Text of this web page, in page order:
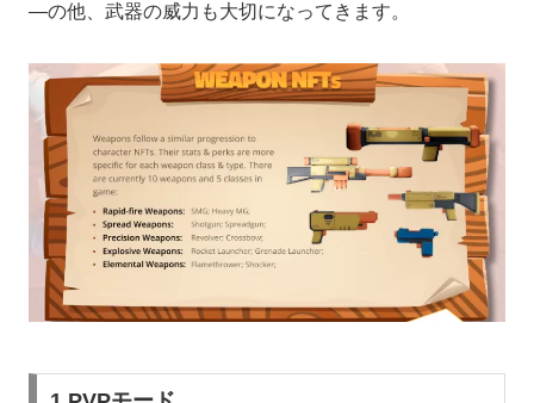
―の他、武器の威力も大切になってきます。